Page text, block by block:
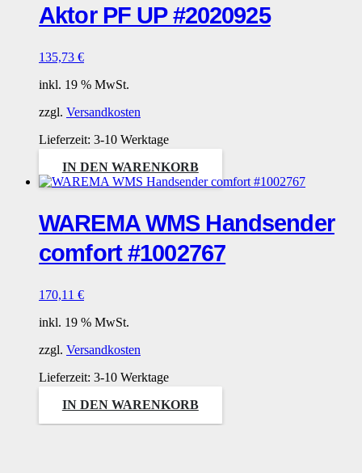
Aktor PF UP #2020925
135,73 €
inkl. 19 % MwSt.
zzgl. Versandkosten
Lieferzeit: 3-10 Werktage
IN DEN WARENKORB
WAREMA WMS Handsender
comfort #1002767
170,11 €
inkl. 19 % MwSt.
zzgl. Versandkosten
Lieferzeit: 3-10 Werktage
IN DEN WARENKORB